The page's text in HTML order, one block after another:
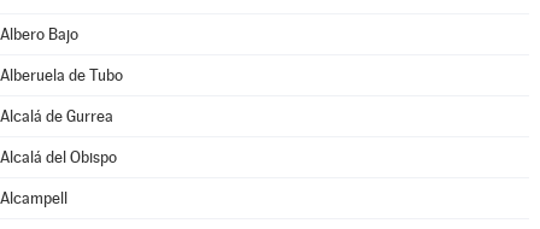
Albero Bajo
Alberuela de Tubo
Alcalá de Gurrea
Alcalá del Obispo
Alcampell